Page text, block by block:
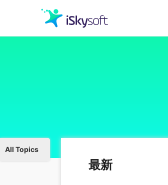
All Topics
最新